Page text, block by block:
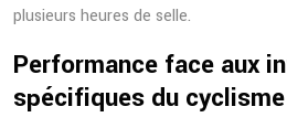
plusieurs heures de selle.
Performance face aux
spécifiques du cyclisme